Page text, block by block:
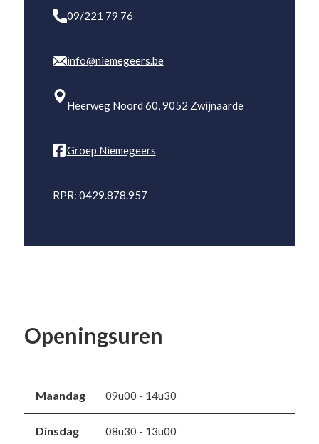
09/221 79 76
info@niemegeers.be
Heerweg Noord 60, 9052 Zwijnaarde
Groep Niemegeers
RPR: 0429.878.957
Openingsuren
Maandag 09u00 - 14u30
Dinsdag
08u30 - 13u00